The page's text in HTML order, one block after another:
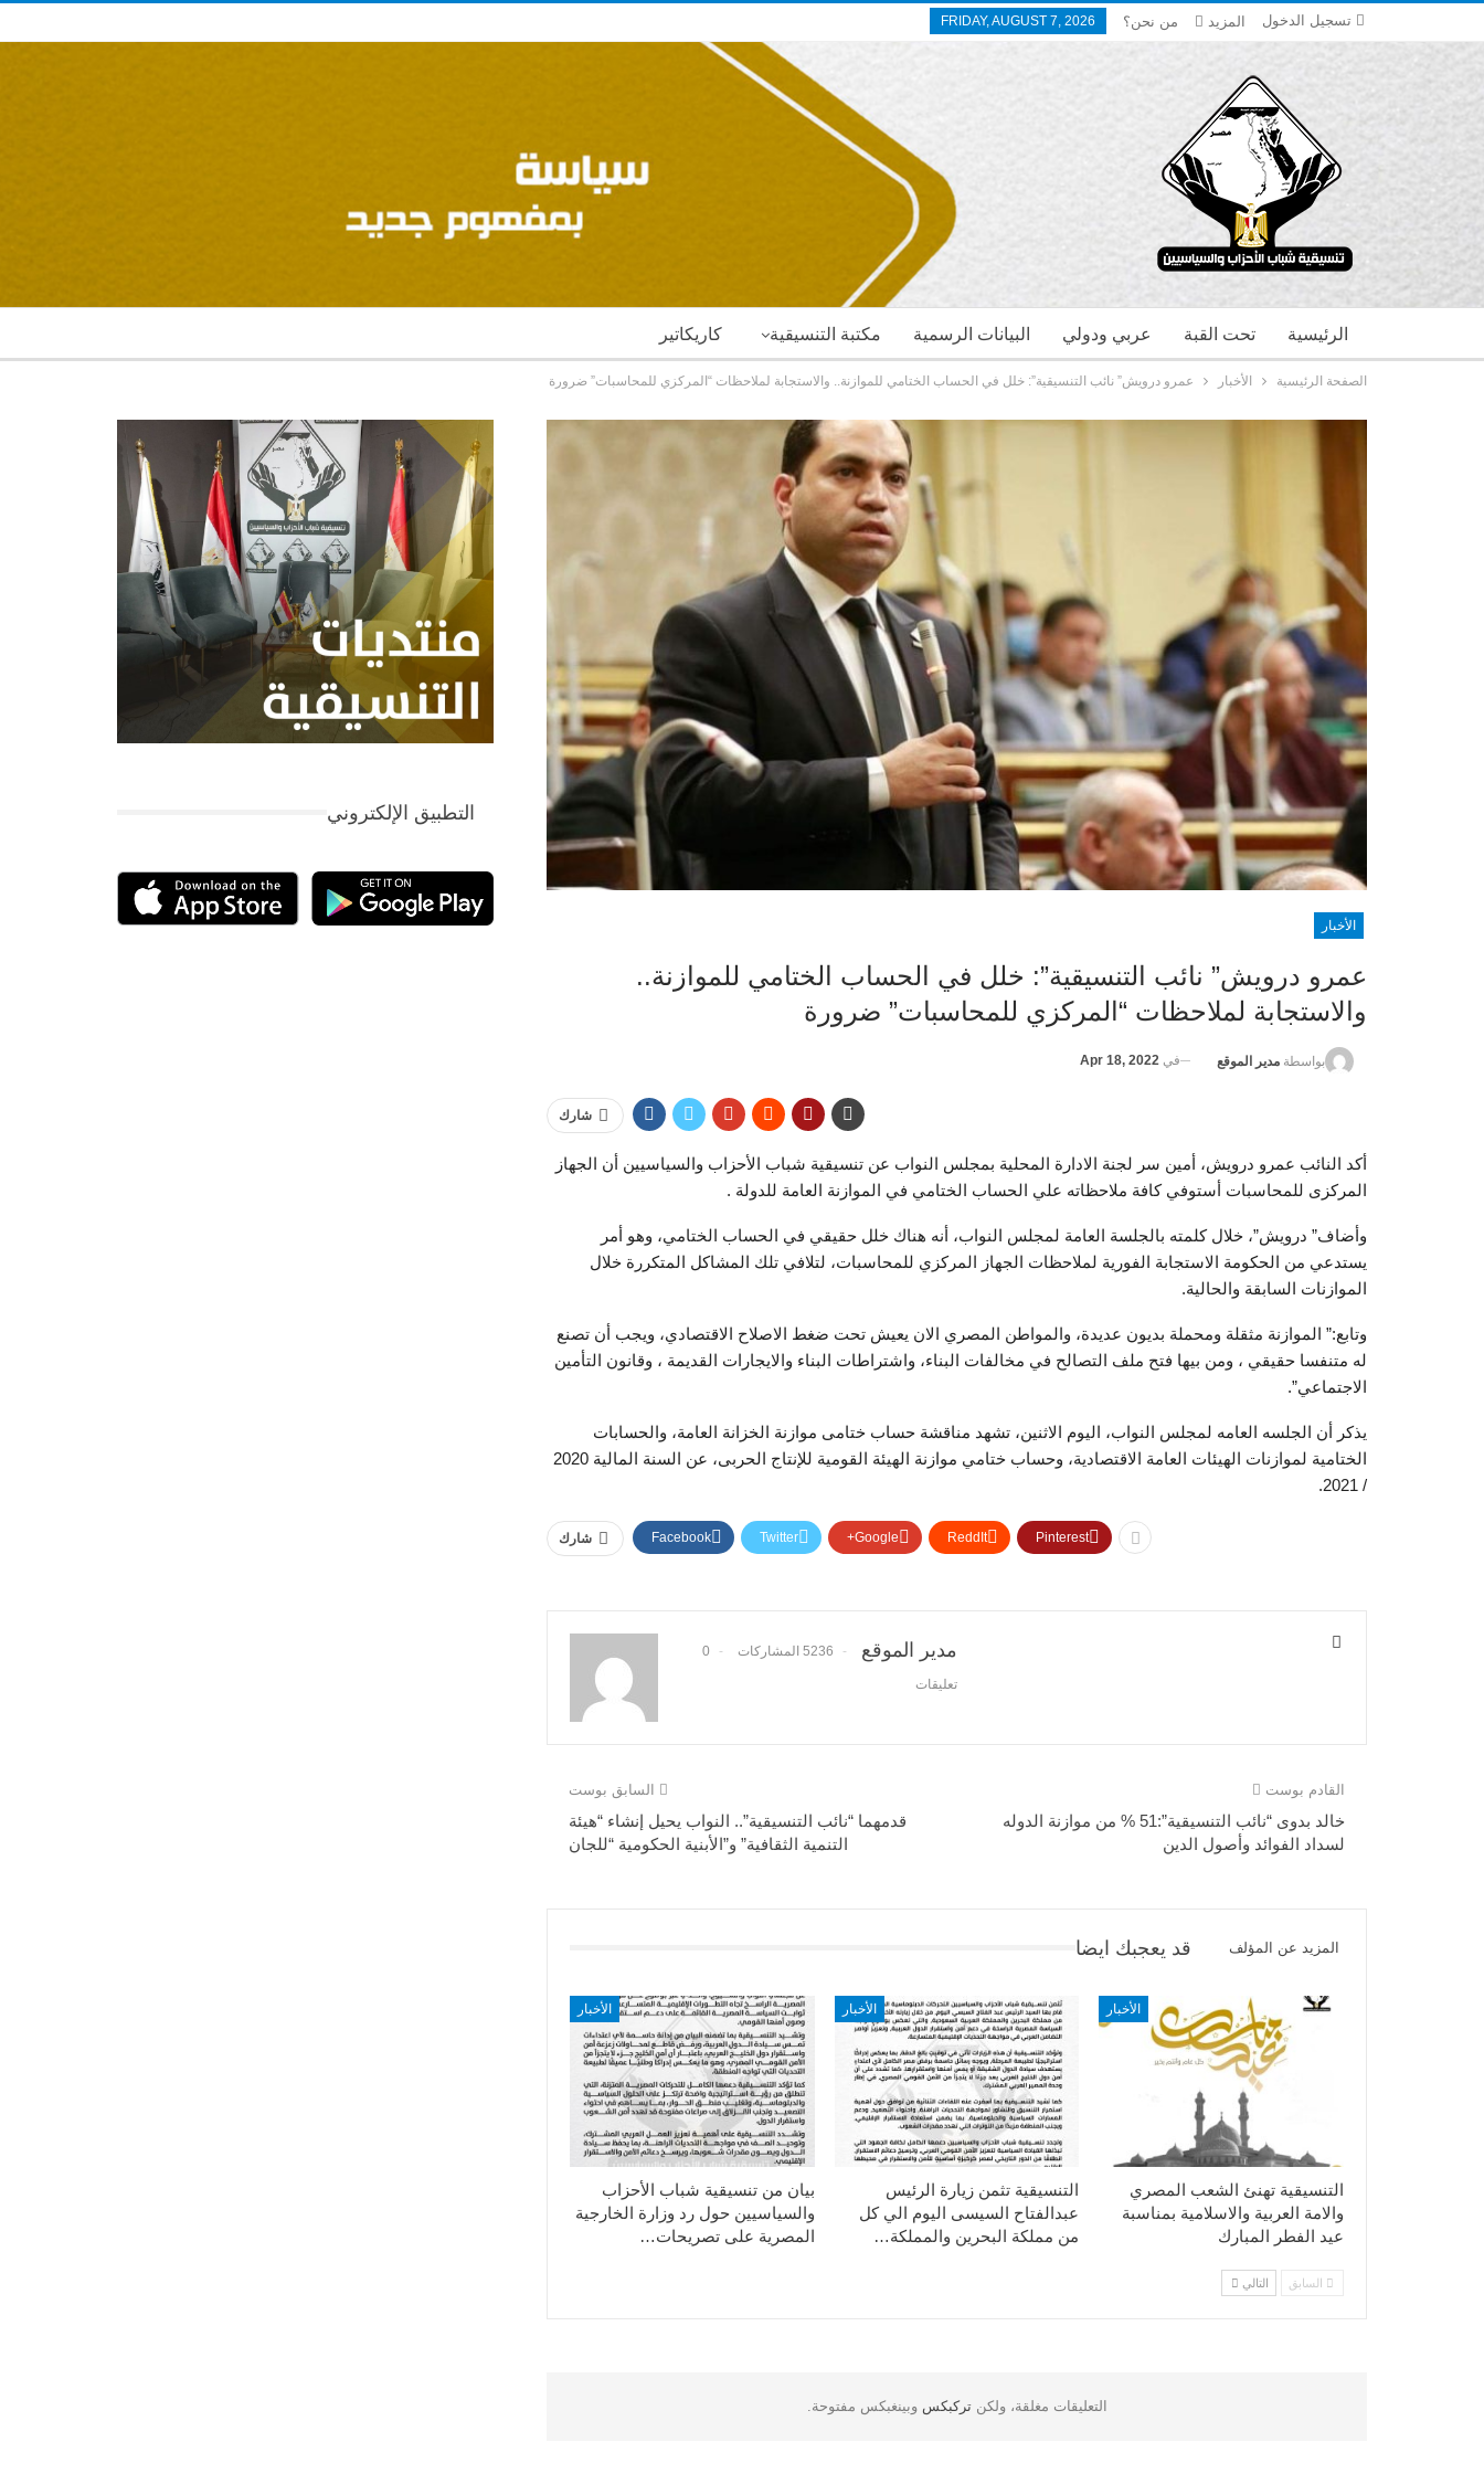
تسجيل الدخول FRIDAY, AUGUST 7, 2026 من نحن؟ المزيد
كاريكاتير مكتبة التنسيقية البيانات الرسمية عربي ودولي تحت القبة الرئيسية
الصفحة الرئيسية الأخبار عمرو درويش” نائب التنسيقية”: خلل في الحساب الختامي للموازنة.. والاستجابة لملاحظات “المركزي للمحاسبات” ضرورة
الأخبار
عمرو درويش” نائب التنسيقية”: خلل في الحساب الختامي للموازنة..
والاستجابة لملاحظات “المركزي للمحاسبات” ضرورة
بواسطة مدير الموقع في Apr 18, 2022
شارك
أكد النائب عمرو درويش، أمين سر لجنة الادارة المحلية بمجلس النواب عن تنسيقية شباب الأحزاب والسياسيين أن الجهاز
المركزى للمحاسبات أستوفي كافة ملاحظاته علي الحساب الختامي في الموازنة العامة للدولة .
وأضاف” درويش”، خلال كلمته بالجلسة العامة لمجلس النواب، أنه هناك خلل حقيقي في الحساب الختامي، وهو أمر
يستدعي من الحكومة الاستجابة الفورية لملاحظات الجهاز المركزي للمحاسبات، لتلافي تلك المشاكل المتكررة خلال
الموازنات السابقة والحالية.
وتابع:” الموازنة مثقلة ومحملة بديون عديدة، والمواطن المصري الان يعيش تحت ضغط الاصلاح الاقتصادي، ويجب أن تصنع
له متنفسا حقيقي ، ومن بيها فتح ملف التصالح في مخالفات البناء، واشتراطات البناء والايجارات القديمة ، وقانون التأمين
الاجتماعي”.
يذكر أن الجلسه العامه لمجلس النواب، اليوم الاثنين، تشهد مناقشة حساب ختامى موازنة الخزانة العامة، والحسابات
الختامية لموازنات الهيئات العامة الاقتصادية، وحساب ختامي موازنة الهيئة القومية للإنتاج الحربى، عن السنة المالية 2020
/ 2021.
شارك Facebook Twitter Google+ ReddIt Pinterest
مدير الموقع 5236 المشاركات 0
تعليقات
السابق بوست
قدمهما “نائب التنسيقية”.. النواب يحيل إنشاء “هيئة
التنمية الثقافية” و”الأبنية الحكومية “للجان
القادم بوست
خالد بدوى “نائب التنسيقية”:51 % من موازنة الدوله
لسداد الفوائد وأصول الدين
قد يعجبك ايضا المزيد عن المؤلف
الأخبار
بيان من تنسيقية شباب الأحزاب
والسياسيين حول رد وزارة الخارجية
المصرية على تصريحات…
الأخبار
التنسيقية تثمن زيارة الرئيس
عبدالفتاح السيسى اليوم الي كل
من مملكة البحرين والمملكة…
الأخبار
التنسيقية تهنئ الشعب المصري
والامة العربية والاسلامية بمناسبة
عيد الفطر المبارك
السابق التالي
التعليقات مغلقة، ولكنتركبكسوبينغبكس مفتوحة.
التطبيق الإلكتروني